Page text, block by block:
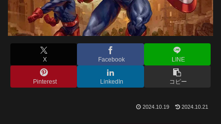
X Facebook LINE
Pinterest LinkedIn コピー
2024.10.19 2024.10.21